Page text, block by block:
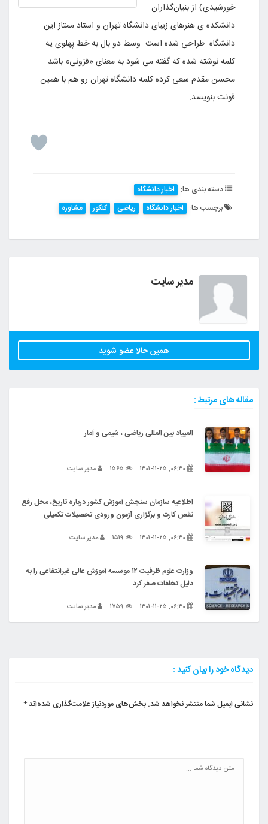
خورشیدی) از بنیان‌گذاران
دانشکده ی هنرهای زیبای دانشگاه تهران و استاد ممتاز این
دانشگاه طراحی شده است. وسط دو بال به خط پهلوی یه
کلمه نوشته شده که گفته می شود به معنای «فزونی» باشد.
محسن مقدم سعی کرده کلمه دانشگاه تهران رو هم با همین
فونت بنویسد.
دسته بندی ها: اخبار دانشگاه
برچسب ها: اخبار دانشگاه ریاضی کنکور مشاوره
مدیر سایت
همین حالا عضو شوید
مقاله های مرتبط :
المپیاد بین‌ المللی ریاضی ، شیمی و آمار
مدیر سایت
اطلاعیه‌ سازمان‌ سنجش‌ آموزش‌ کشور درباره‌ تاریخ‌، محل‌ رفع
نقص کارت و برگزاری‌ آزمون‌ ورودی تحصیلات‌ تکمیلی‌
مدیر سایت
وزارت علوم ظرفیت ۱۲ موسسه آموزش عالی غیرانتفاعی را به
دلیل تخلفات صفر کرد
مدیر سایت
دیدگاه خود را بیان کنید :
نشانی ایمیل شما منتشر نخواهد شد. بخش‌های موردنیاز علامت‌گذاری شده‌اند*